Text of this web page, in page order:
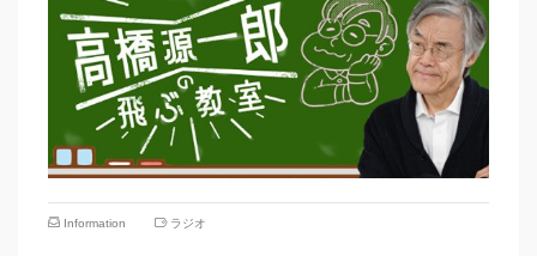
Information ラジオ